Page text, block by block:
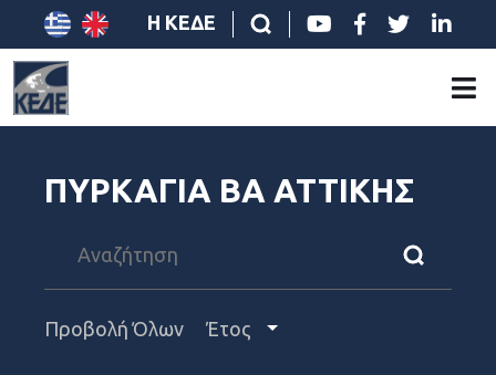
Η ΚΕΔΕ
ΠΥΡΚΑΓΙΑ ΒΑ ΑΤΤΙΚΗΣ
Προβολή Όλων Έτος